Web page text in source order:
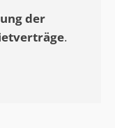
der
.